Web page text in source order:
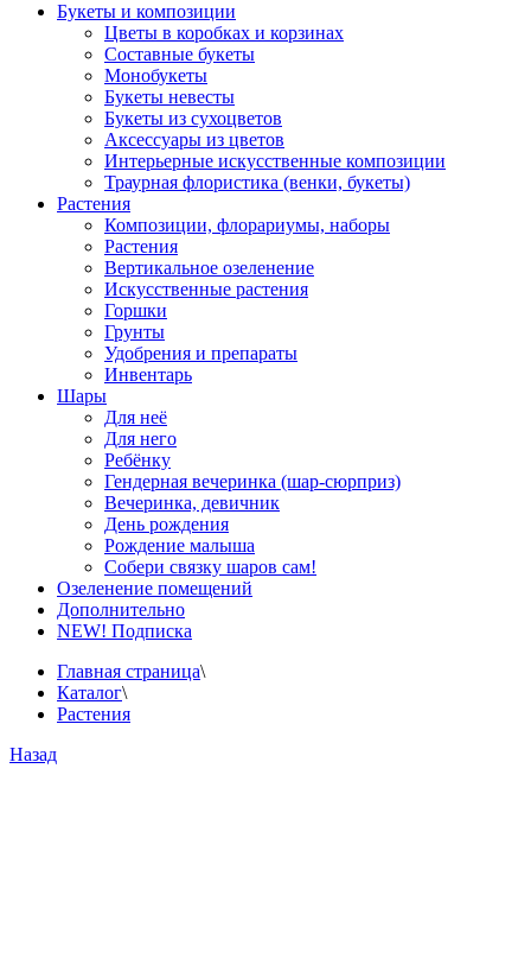
Букеты и композиции
Цветы в коробках и корзинах
Составные букеты
Монобукеты
Букеты невесты
Букеты из сухоцветов
Аксессуары из цветов
Интерьерные искусственные композиции
Траурная флористика (венки, букеты)
Растения
Композиции, флорариумы, наборы
Растения
Вертикальное озеленение
Искусственные растения
Горшки
Грунты
Удобрения и препараты
Инвентарь
Шары
Для неё
Для него
Ребёнку
Гендерная вечеринка (шар-сюрприз)
Вечеринка, девичник
День рождения
Рождение малыша
Собери связку шаров сам!
Озеленение помещений
Дополнительно
NEW! Подписка
Главная страница\
Каталог\
Растения
Назад